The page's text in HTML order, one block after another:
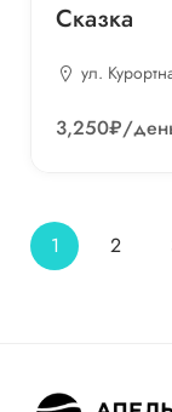
Сказка
ул.
3,250₽/
1 2